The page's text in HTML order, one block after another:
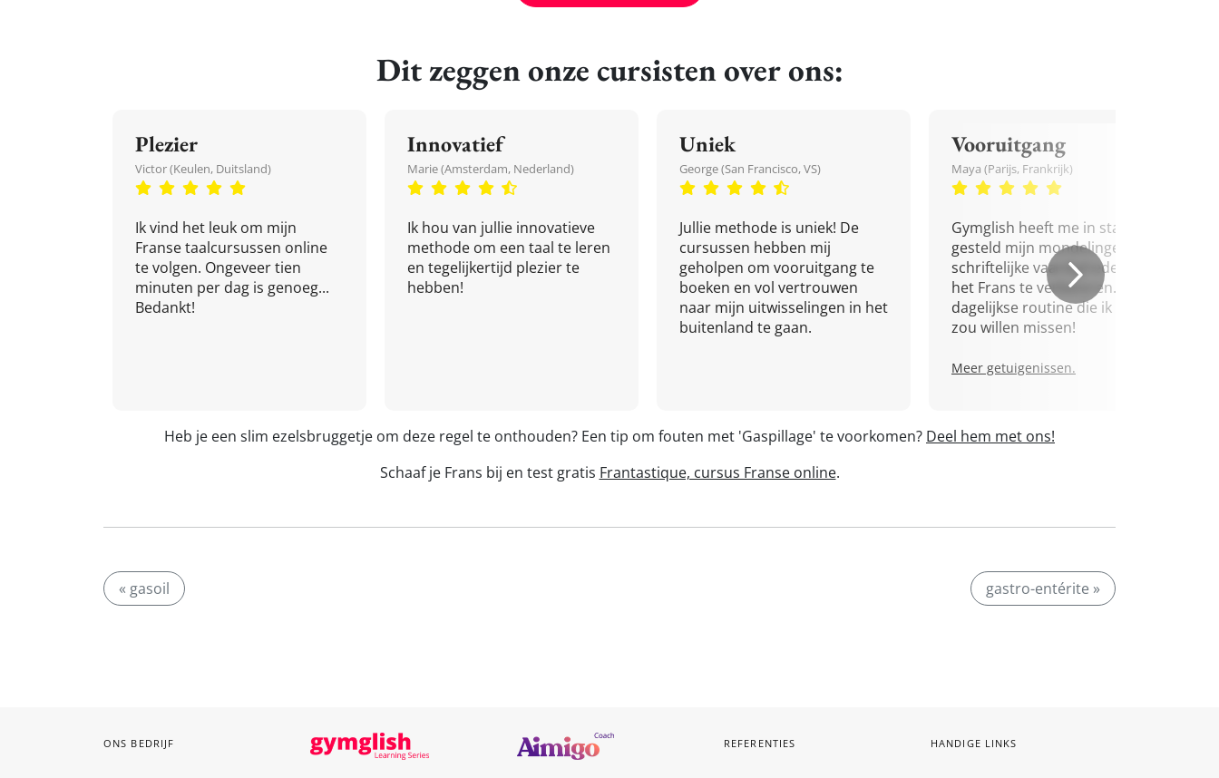
Dit zeggen onze cursisten over ons:
Plezier
Victor (Keulen, Duitsland)
Ik vind het leuk om mijn
Franse taalcursussen online
te volgen. Ongeveer tien
minuten per dag is genoeg...
Bedankt!
Innovatief
Marie (Amsterdam, Nederland)
Ik hou van jullie innovatieve
methode om een taal te leren
en tegelijkertijd plezier te
hebben!
Uniek
George (San Francisco, VS)
Jullie methode is uniek! De
cursussen hebben mij
geholpen om vooruitgang te
boeken en vol vertrouwen
naar mijn uitwisselingen in het
buitenland te gaan.
Vooruitgang
Maya (Parijs, Frankrijk)
Gymglish heeft me in staat
gesteld mijn mondelinge en
schriftelijke vaardigheden in
het Frans te verbeteren. Een
dagelijkse routine die ik niet
zou willen missen!
Meer getuigenissen.
Heb je een slim ezelsbruggetje om deze regel te onthouden? Een tip om fouten met 'Gaspillage' te voorkomen? Deel hem met ons!
Schaaf je Frans bij en test gratis Frantastique, cursus Franse online.
« gasoil gastro-entérite »
ONS BEDRIJF REFERENTIES HANDIGE LINKS